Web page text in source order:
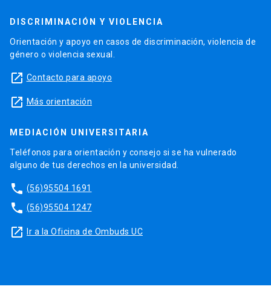
DISCRIMINACIÓN Y VIOLENCIA
Orientación y apoyo en casos de discriminación, violencia de
género o violencia sexual.
launch Contacto para apoyo
launch Más orientación
MEDIACIÓN UNIVERSITARIA
Teléfonos para orientación y consejo si se ha vulnerado
alguno de tus derechos en la universidad.
phone (56)95504 1691
phone (56)95504 1247
launch Ir a la Oficina de Ombuds UC